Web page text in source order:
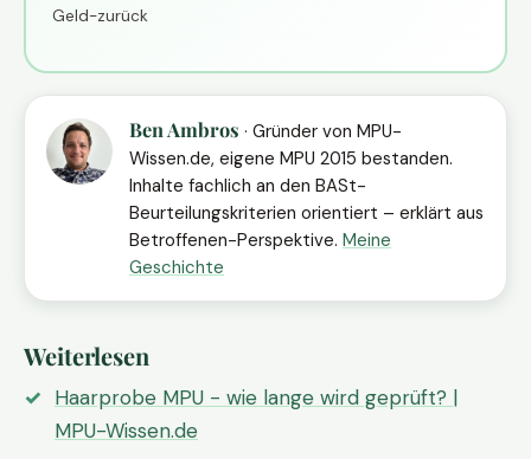
Geld-zurück
Ben Ambros · Gründer von MPU-
Wissen.de, eigene MPU 2015 bestanden.
Inhalte fachlich an den BASt-
Beurteilungskriterien orientiert – erklärt aus
Betroffenen-Perspektive. Meine
Geschichte
Weiterlesen
Haarprobe MPU - wie lange wird geprüft? |
MPU-Wissen.de